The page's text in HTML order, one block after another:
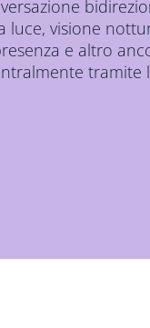
luce, visione
e altro
tramite